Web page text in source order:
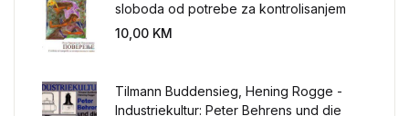
sloboda od potrebe za kontrolisanjem
sveta
10,00 KM
Tilmann Buddensieg, Hening Rogge -
Industriekultur: Peter Behrens und die